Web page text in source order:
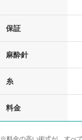
保証
麻酔針
糸
料金